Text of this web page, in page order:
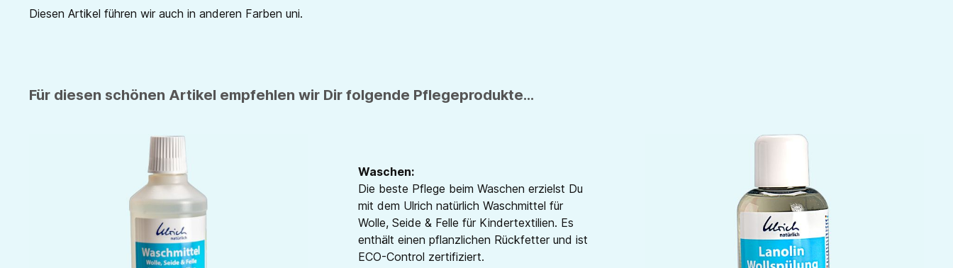
Diesen Artikel führen wir auch in anderen Farben uni.
Für diesen schönen Artikel empfehlen wir Dir folgende Pflegeprodukte...
Waschen:
Die beste Pflege beim Waschen erzielst Du
mit dem Ulrich natürlich Waschmittel für
Wolle, Seide & Felle für Kindertextilien. Es
enthält einen pflanzlichen Rückfetter und ist
ECO-Control zertifiziert.